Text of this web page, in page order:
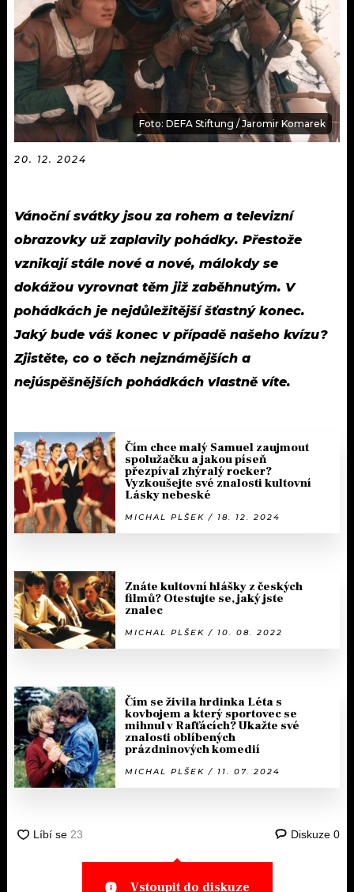
MIX
OSTATNÍ
Foto: DEFA Stiftung / Jaromir Komarek
20. 12. 2024
Vánoční svátky jsou za rohem a televizní
obrazovky už zaplavily pohádky. Přestože
vznikají stále nové a nové, málokdy se
dokážou vyrovnat těm již zaběhnutým. V
pohádkách je nejdůležitější šťastný konec.
Jaký bude váš konec v případě našeho kvízu?
Zjistěte, co o těch nejznámějších a
nejúspěšnějších pohádkách vlastně víte.
Čím chce malý Samuel zaujmout
spolužačku a jakou píseň
přezpíval zhýralý rocker?
Vyzkoušejte své znalosti kultovní
Lásky nebeské
MICHAL PLŠEK / 18. 12. 2024
Znáte kultovní hlášky z českých
filmů? Otestujte se, jaký jste
znalec
MICHAL PLŠEK / 10. 08. 2022
Čím se živila hrdinka Léta s
kovbojem a který sportovec se
mihnul v Rafťácích? Ukažte své
znalosti oblíbených
prázdninových komedií
MICHAL PLŠEK / 11. 07. 2024
Diskuze 0
Vstoupit do diskuze